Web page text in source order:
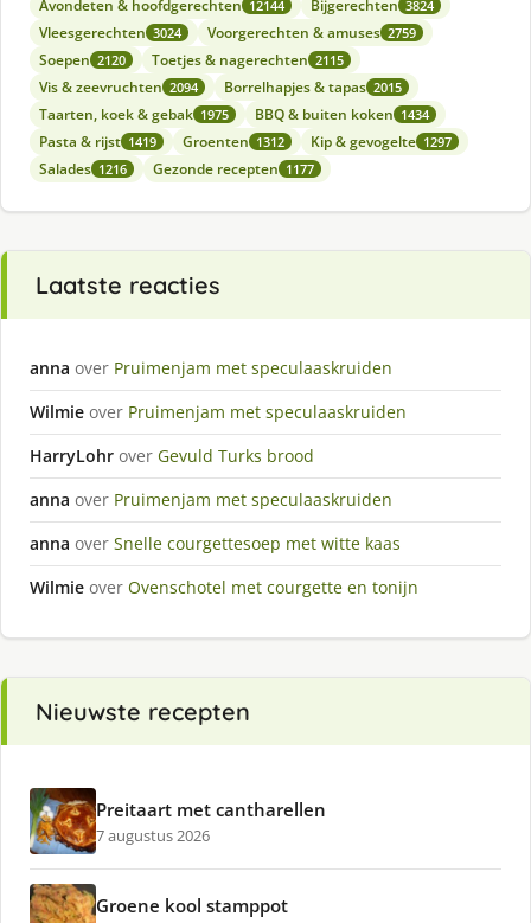
Avondeten & hoofdgerechten 12144 Bijgerechten 3824
Vleesgerechten 3024 Voorgerechten & amuses 2759
Soepen 2120 Toetjes & nagerechten 2115
Vis & zeevruchten 2094 Borrelhapjes & tapas 2015
Taarten, koek & gebak 1975 BBQ & buiten koken 1434
Pasta & rijst 1419 Groenten 1312 Kip & gevogelte 1297
Salades 1216 Gezonde recepten 1177
Laatste reacties
anna over Pruimenjam met speculaaskruiden
Wilmie over Pruimenjam met speculaaskruiden
HarryLohr over Gevuld Turks brood
anna over Pruimenjam met speculaaskruiden
anna over Snelle courgettesoep met witte kaas
Wilmie over Ovenschotel met courgette en tonijn
Nieuwste recepten
Preitaart met cantharellen
7 augustus 2026
Groene kool stamppot